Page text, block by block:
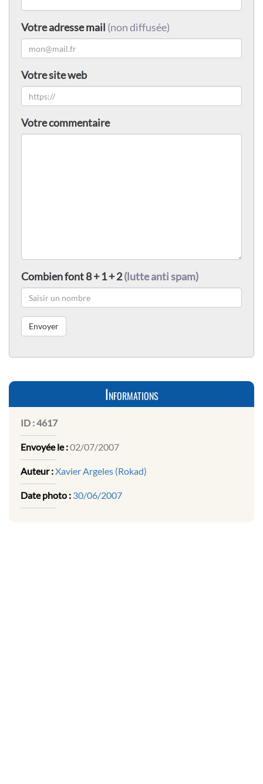
Votre adresse mail (non diffusée)
Votre site web
Votre commentaire
Combien font 8 + 1 + 2(lutte anti spam)
Informations
ID :4617
Envoyée le :02/07/2007
Auteur :Xavier Argeles (Rokad)
Date photo : 30/06/2007